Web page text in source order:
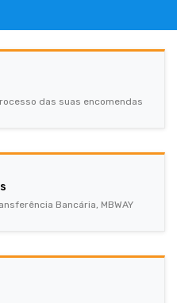
das suas encomendas
Bancária, MBWAY